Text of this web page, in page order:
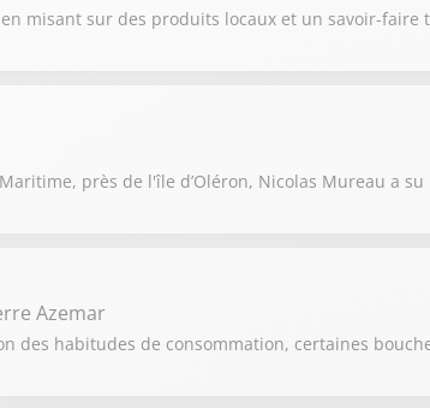
misant sur des produits locaux et un savoir-
près de l'île d’Oléron, Nicolas Mureau a
Azemar
des habitudes de consommation, certaines